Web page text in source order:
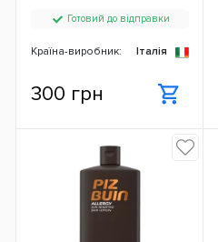
Готовий до відправки
Країна-виробник: Італія
300 грн